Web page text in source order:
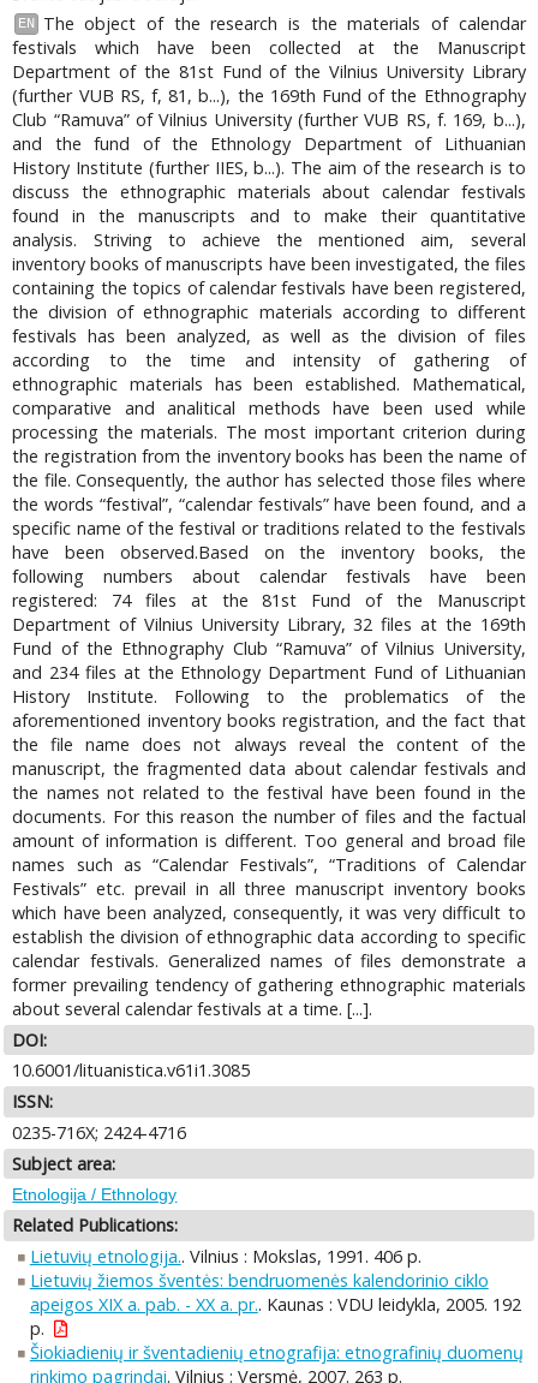
EN
The object of the research is the materials of calendar
festivals which have been collected at the Manuscript
Department of the 81st Fund of the Vilnius University Library
(further VUB RS, f, 81, b...), the 169th Fund of the Ethnography
Club “Ramuva” of Vilnius University (further VUB RS, f. 169, b...),
and the fund of the Ethnology Department of Lithuanian
History Institute (further IIES, b...). The aim of the research is to
discuss the ethnographic materials about calendar festivals
found in the manuscripts and to make their quantitative
analysis. Striving to achieve the mentioned aim, several
inventory books of manuscripts have been investigated, the files
containing the topics of calendar festivals have been registered,
the division of ethnographic materials according to different
festivals has been analyzed, as well as the division of files
according to the time and intensity of gathering of
ethnographic materials has been established. Mathematical,
comparative and analitical methods have been used while
processing the materials. The most important criterion during
the registration from the inventory books has been the name of
the file. Consequently, the author has selected those files where
the words “festival”, “calendar festivals” have been found, and a
specific name of the festival or traditions related to the festivals
have been observed.Based on the inventory books, the
following numbers about calendar festivals have been
registered: 74 files at the 81st Fund of the Manuscript
Department of Vilnius University Library, 32 files at the 169th
Fund of the Ethnography Club “Ramuva” of Vilnius University,
and 234 files at the Ethnology Department Fund of Lithuanian
History Institute. Following to the problematics of the
aforementioned inventory books registration, and the fact that
the file name does not always reveal the content of the
manuscript, the fragmented data about calendar festivals and
the names not related to the festival have been found in the
documents. For this reason the number of files and the factual
amount of information is different. Too general and broad file
names such as “Calendar Festivals”, “Traditions of Calendar
Festivals” etc. prevail in all three manuscript inventory books
which have been analyzed, consequently, it was very difficult to
establish the division of ethnographic data according to specific
calendar festivals. Generalized names of files demonstrate a
former prevailing tendency of gathering ethnographic materials
about several calendar festivals at a time. [...].
DOI:
10.6001/lituanistica.v61i1.3085
ISSN:
0235-716X; 2424-4716
Subject area:
Etnologija / Ethnology
Related Publications:
Lietuvių etnologija.. Vilnius : Mokslas, 1991. 406 p.
Lietuvių žiemos šventės: bendruomenės kalendorinio ciklo
apeigos XIX a. pab. - XX a. pr.. Kaunas : VDU leidykla, 2005. 192
p.
Šiokiadienių ir šventadienių etnografija: etnografinių duomenų
rinkimo pagrindai. Vilnius : Versmė, 2007. 263 p.